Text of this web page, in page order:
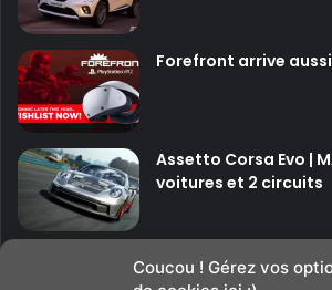
Coucou ! Gérez vos
Forefront arrive aussi
Assetto Corsa Evo |
voitures et 2 circuits
P
P